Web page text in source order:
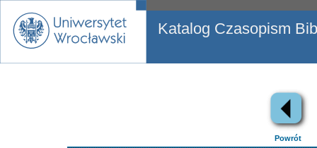
Katalog Czasopism
Powrót